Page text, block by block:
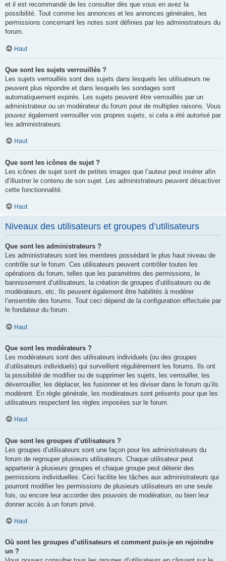
et il est recommandé de les consulter dès que vous en avez la
possibilité. Tout comme les annonces et les annonces générales, les
permissions concernant les notes sont définies par les administrateurs du
forum.
Haut
Que sont les sujets verrouillés ?
Les sujets verrouillés sont des sujets dans lesquels les utilisateurs ne
peuvent plus répondre et dans lesquels les sondages sont
automatiquement expirés. Les sujets peuvent être verrouillés par un
administrateur ou un modérateur du forum pour de multiples raisons. Vous
pouvez également verrouiller vos propres sujets, si cela a été autorisé par
les administrateurs.
Haut
Que sont les icônes de sujet ?
Les icônes de sujet sont de petites images que l’auteur peut insérer afin
d’illustrer le contenu de son sujet. Les administrateurs peuvent désactiver
cette fonctionnalité.
Haut
Niveaux des utilisateurs et groupes d’utilisateurs
Que sont les administrateurs ?
Les administrateurs sont les membres possédant le plus haut niveau de
contrôle sur le forum. Ces utilisateurs peuvent contrôler toutes les
opérations du forum, telles que les paramètres des permissions, le
bannissement d’utilisateurs, la création de groupes d’utilisateurs ou de
modérateurs, etc. Ils peuvent également être habilités à modérer
l’ensemble des forums. Tout ceci dépend de la configuration effectuée par
le fondateur du forum.
Haut
Que sont les modérateurs ?
Les modérateurs sont des utilisateurs individuels (ou des groupes
d’utilisateurs individuels) qui surveillent régulièrement les forums. Ils ont
la possibilité de modifier ou de supprimer les sujets, les verrouiller, les
déverrouiller, les déplacer, les fusionner et les diviser dans le forum qu’ils
modèrent. En règle générale, les modérateurs sont présents pour que les
utilisateurs respectent les règles imposées sur le forum.
Haut
Que sont les groupes d’utilisateurs ?
Les groupes d’utilisateurs sont une façon pour les administrateurs du
forum de regrouper plusieurs utilisateurs. Chaque utilisateur peut
appartenir à plusieurs groupes et chaque groupe peut détenir des
permissions individuelles. Ceci facilite les tâches aux administrateurs qui
pourront modifier les permissions de plusieurs utilisateurs en une seule
fois, ou encore leur accorder des pouvoirs de modération, ou bien leur
donner accès à un forum privé.
Haut
Où sont les groupes d’utilisateurs et comment puis-je en rejoindre
un ?